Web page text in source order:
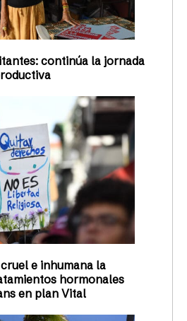
continúa la jornada
e inhumana la
hormonales
en plan Vital